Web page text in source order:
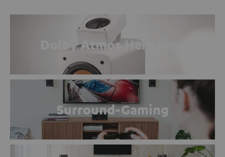
Dolby Atmos Heimkino
Surround-Gaming